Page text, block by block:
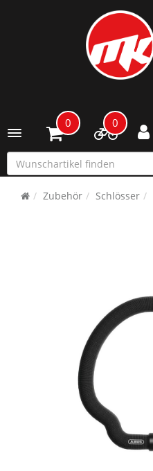
Toggle navigation
0 0
Zubehör Schlösser